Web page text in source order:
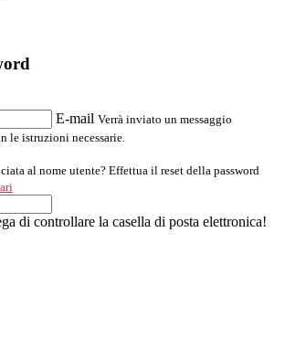
E-mail Verrà inviato un messaggio
le istruzioni necessarie.
al nome utente? Effettua il reset della password
di controllare la casella di posta elettronica!